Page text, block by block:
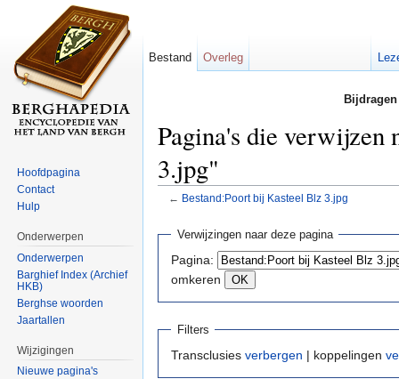
Pagina's die verwijzen
3.jpg"
← Bestand:Poort bij Kasteel Blz 3.jpg
Verwijzingen naar deze pagina
Pagina:
omkeren
Filters
Transclusies verbergen | koppelingen
Bestand Overleg
Hoofdpagina
Contact
Hulp
Onderwerpen
Onderwerpen
Barghief Index (Archief
HKB)
Berghse woorden
Jaartallen
Wijzigingen
Nieuwe pagina's